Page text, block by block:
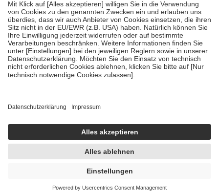
fallenkeine Zuzahlungenan bei:
• Kindern und Jugendlichen bis zum vollendeten 18. Lebensjahr
mit Ausnahme der Fahrkosten
• Untersuchungen zur Vorsorge und Früherkennung, die von der
GKV getragen werden
• empfohlenen Schutzimpfungen
• Harn- und Blutteststreifen
getroffen, um sicherzustellen, dass es sich um echte Bewertungen
https://help.etrusted.com/hc/de/articles/4419944605341
Einige Bilder und Inhalte wurden unter Zuhilfenahme künstlicher